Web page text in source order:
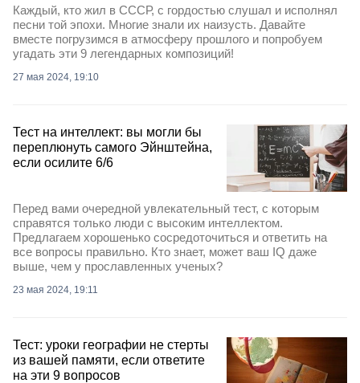
Каждый, кто жил в СССР, с гордостью слушал и исполнял
песни той эпохи. Многие знали их наизусть. Давайте
вместе погрузимся в атмосферу прошлого и попробуем
угадать эти 9 легендарных композиций!
27 мая 2024, 19:10
Тест на интеллект: вы могли бы
переплюнуть самого Эйнштейна,
если осилите 6/6
Перед вами очередной увлекательный тест, с которым
справятся только люди с высоким интеллектом.
Предлагаем хорошенько сосредоточиться и ответить на
все вопросы правильно. Кто знает, может ваш IQ даже
выше, чем у прославленных ученых?
23 мая 2024, 19:11
Тест: уроки географии не стерты
из вашей памяти, если ответите
на эти 9 вопросов